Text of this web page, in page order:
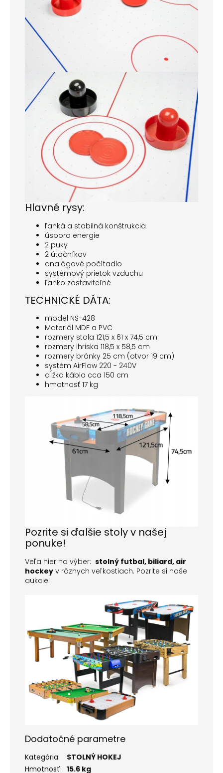
Hlavné rysy:
ľahká a stabilná konštrukcia
úspora energie
2 puky
2 útočníkov
analógové počítadlo
systémový prietok vzduchu
ľahko zostaviteľné
TECHNICKÉ DÁTA:
model NS-428
Materiál MDF a PVC
rozmery stola 121,5 x 61 x 74,5 cm
rozmery ihriska 118,5 x 58,5 cm
rozmery bránky 25 cm (otvor 19 cm)
systém AirFlow 220 - 240V
dĺžka kábla cca 150 cm
hmotnosť 17 kg
Pozrite si ďalšie stoly v našej
ponuke!
Veľa hier na výber: stolný futbal, biliard, air
hockey v rôznych veľkostiach. Pozrite si naše
aukcie!
Dodatočné parametre
Kategória:
STOLNÝ HOKEJ
Hmotnosť: 15.6 kg